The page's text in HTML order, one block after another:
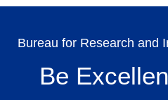
Bureau for Research and
Be